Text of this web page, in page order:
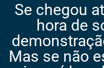
Se chegou
hora de
Mas se não